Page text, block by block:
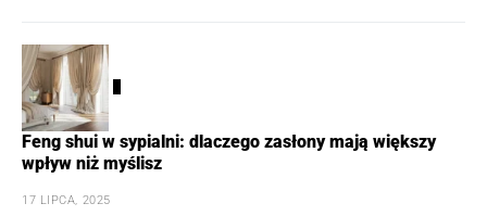
Feng shui w sypialni: dlaczego zasłony mają większy
wpływ niż myślisz
17 LIPCA, 2025